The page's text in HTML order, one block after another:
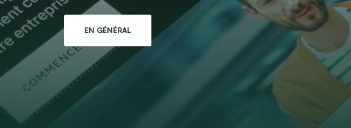
EN GÉNÉRAL